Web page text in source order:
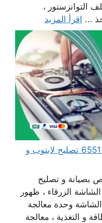
التوانزستور ،
... اقرأ المزيد
مهندس كمبيوتر الضباعية 65511033 تصليح لابتوب و
بصيانة و تصليح
الزرقاء ، ظهور
وحدة معالجة
و التغذية ، معالجة